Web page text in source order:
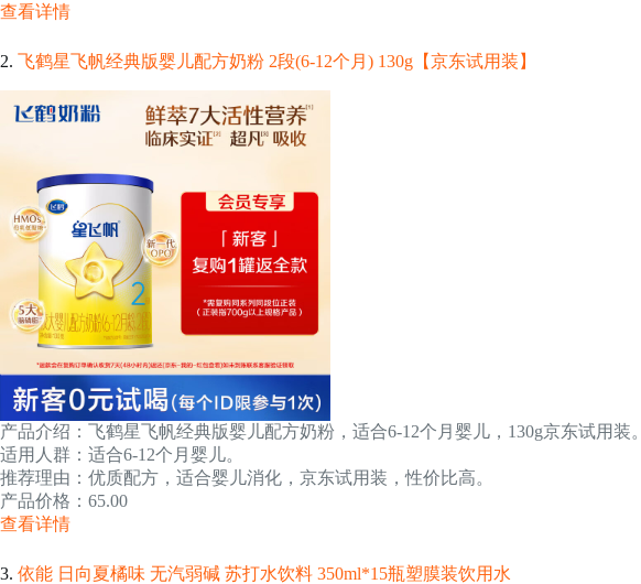
查看详情
2. 飞鹤星飞帆经典版婴儿配方奶粉 2段(6-12个月) 130g【京东试用装】
产品介绍：飞鹤星飞帆经典版婴儿配方奶粉，适合6-12个月婴儿，130g京东试用装。
适用人群：适合6-12个月婴儿。
推荐理由：优质配方，适合婴儿消化，京东试用装，性价比高。
产品价格：65.00
查看详情
3. 依能 日向夏橘味 无汽弱碱 苏打水饮料 350ml*15瓶塑膜装饮用水